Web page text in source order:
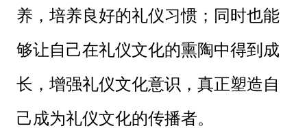
养，培养良好的礼仪习惯；同时也能
够让自己在礼仪文化的熏陶中得到成
长，增强礼仪文化意识，真正塑造自
己成为礼仪文化的传播者。